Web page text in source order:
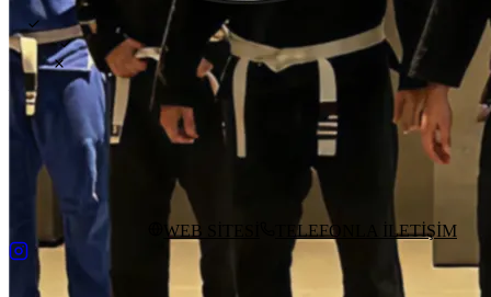
NO-GI
MMA
AYLIK ÜCRET
—
HAFTALIK DERS
gün
GÜNLÜK GİRİŞ
₺800
BAŞ ANTRENÖR
YOL TARİFİ AL
WEB SİTESİ TELEFONLA İLETİŞİM
DEĞİŞİKLİK ÖNER